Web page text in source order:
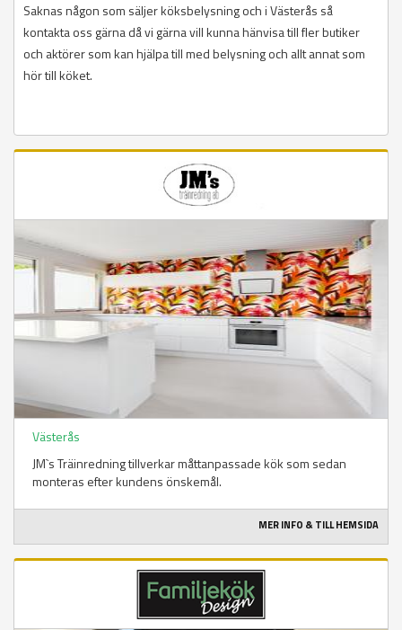
Saknas någon som säljer köksbelysning och i Västerås så
kontakta oss gärna då vi gärna vill kunna hänvisa till fler butiker
och aktörer som kan hjälpa till med belysning och allt annat som
hör till köket.
Västerås
JM`s Träinredning tillverkar måttanpassade kök som sedan
monteras efter kundens önskemål.
MER INFO & TILL HEMSIDA